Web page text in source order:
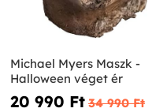
Michael Myers Maszk -
Halloween véget ér
20 990 Ft‎ 34 990 Ft‎